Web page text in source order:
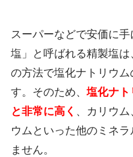
スーパーなどで安価に
塩」と呼ばれる精製塩
の方法で塩化ナトリウ
す。そのため、塩化ナト
と非常に高く 、カリウ
ウムといった他のミネ
ません。